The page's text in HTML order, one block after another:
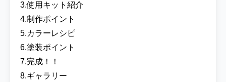
3.使用キット紹介
4.制作ポイント
5.カラーレシピ
6.塗装ポイント
7.完成！！
8.ギャラリー